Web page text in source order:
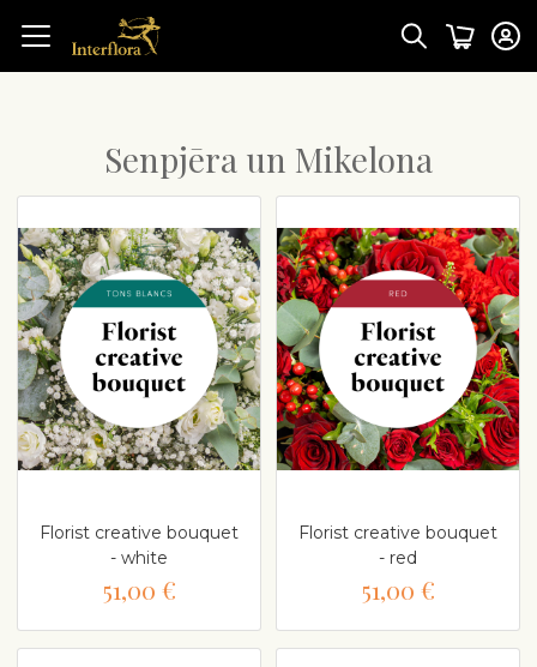
Senpjēra un Mikelona
Florist creative bouquet
- white
51,00 €
Florist creative bouquet
- red
51,00 €